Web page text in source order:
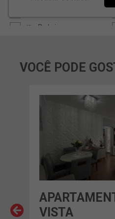
VOCÊ PODE
VISTA